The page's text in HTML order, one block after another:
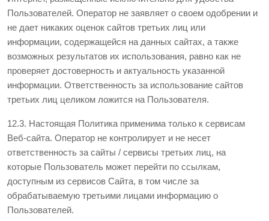
Пользователей. Оператор не заявляет о своем одобрении и
не дает никаких оценок сайтов третьих лиц или
информации, содержащейся на данных сайтах, а также
возможных результатов их использования, равно как не
проверяет достоверность и актуальность указанной
информации. Ответственность за использование сайтов
третьих лиц целиком ложится на Пользователя.
12.3. Настоящая Политика применима только к сервисам
Веб-сайта. Оператор не контролирует и не несет
ответственность за сайты / сервисы третьих лиц, на
которые Пользователь может перейти по ссылкам,
доступным из сервисов Сайта, в том числе за
обрабатываемую третьими лицами информацию о
Пользователей.